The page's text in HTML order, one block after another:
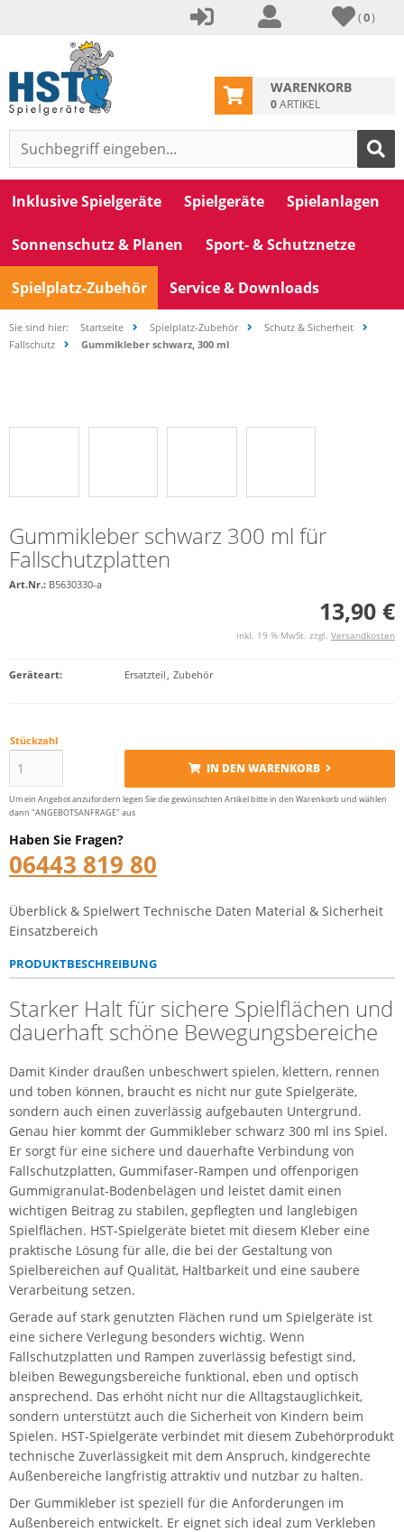
(0)
WARENKORB
0ARTIKEL
Inklusive Spielgeräte Spielgeräte Spielanlagen
Sonnenschutz & Planen Sport- & Schutznetze
Spielplatz-Zubehör Service & Downloads
Sie sind hier: Startseite Spielplatz-Zubehör
Schutz & Sicherheit
Fallschutz
Gummikleber schwarz, 300 ml
Gummikleber schwarz 300 ml für
Fallschutzplatten
Art.Nr.: B5630330-a
13,90 €
inkl. 19 % MwSt. zzgl. Versandkosten
Geräteart: Ersatzteil Zubehör
Stückzahl
IN DEN WARENKORB
Um ein Angebot anzufordern legen Sie die gewünschten Artikel bitte in den Warenkorb und wählen
dann "ANGEBOTSANFRAGE" aus
Haben Sie Fragen?
06443 819 80
Überblick & Spielwert Technische Daten Material & Sicherheit
Einsatzbereich
PRODUKTBESCHREIBUNG
Starker Halt für sichere Spielflächen und
dauerhaft schöne Bewegungsbereiche
Damit Kinder draußen unbeschwert spielen, klettern, rennen
und toben können, braucht es nicht nur gute Spielgeräte,
sondern auch einen zuverlässig aufgebauten Untergrund.
Genau hier kommt der Gummikleber schwarz 300 ml ins Spiel.
Er sorgt für eine sichere und dauerhafte Verbindung von
Fallschutzplatten, Gummifaser-Rampen und offenporigen
Gummigranulat-Bodenbelägen und leistet damit einen
wichtigen Beitrag zu stabilen, gepflegten und langlebigen
Spielflächen. HST-Spielgeräte bietet mit diesem Kleber eine
praktische Lösung für alle, die bei der Gestaltung von
Spielbereichen auf Qualität, Haltbarkeit und eine saubere
Verarbeitung setzen.
Gerade auf stark genutzten Flächen rund um Spielgeräte ist
eine sichere Verlegung besonders wichtig. Wenn
Fallschutzplatten und Rampen zuverlässig befestigt sind,
bleiben Bewegungsbereiche funktional, eben und optisch
ansprechend. Das erhöht nicht nur die Alltagstauglichkeit,
sondern unterstützt auch die Sicherheit von Kindern beim
Spielen. HST-Spielgeräte verbindet mit diesem Zubehörprodukt
technische Zuverlässigkeit mit dem Anspruch, kindgerechte
Außenbereiche langfristig attraktiv und nutzbar zu halten.
Der Gummikleber ist speziell für die Anforderungen im
Außenbereich entwickelt. Er eignet sich ideal zum Verkleben